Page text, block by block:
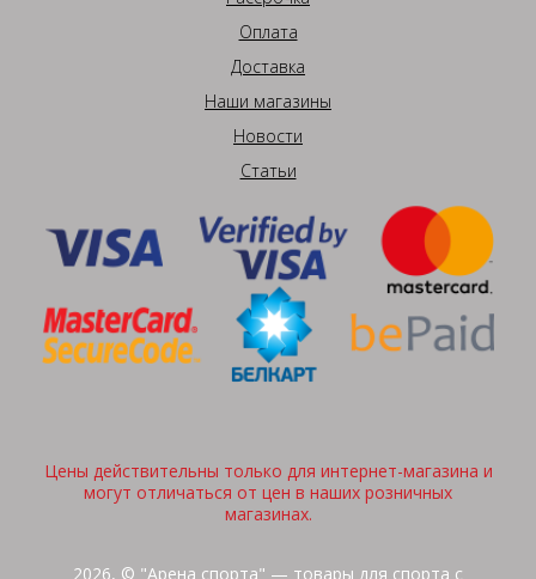
Оплата
Доставка
Наши магазины
Новости
Статьи
Цены действительны только для интернет-магазина и
могут отличаться от цен в наших розничных
магазинах.
2026, © "Арена спорта" — товары для спорта с